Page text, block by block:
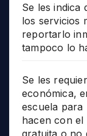
Se les indica
los servicios
reportarlo
tampoco lo
Se les
económica,
escuela para
hacen con el
gratuita o no